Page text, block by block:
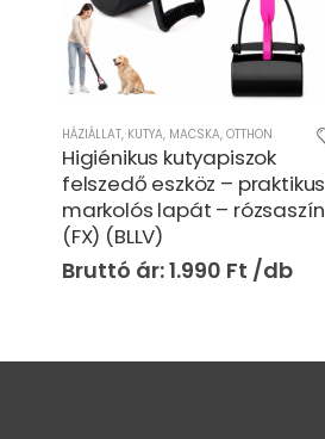
HÁZIÁLLAT, KUTYA, MACSKA, OTTHON
Higiénikus kutyapiszok
felszedő eszköz – praktikus
markolós lapát – rózsaszín
(FX) (BLLV)
1.990 Ft